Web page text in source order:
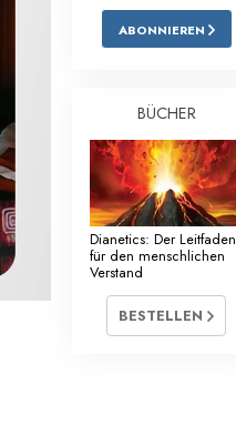
Antworten auf das Drogenproblem
Werkzeuge für den Arbeitsplatz
Ethik und die Zustände
Die Ursache von Unterdrückung
Ermittlungen
Grundlagen des Organisierens
ABONNIEREN
BÜCHER
Dianetics: Der Leitfaden
für den menschlichen
Verstand
BESTELLEN